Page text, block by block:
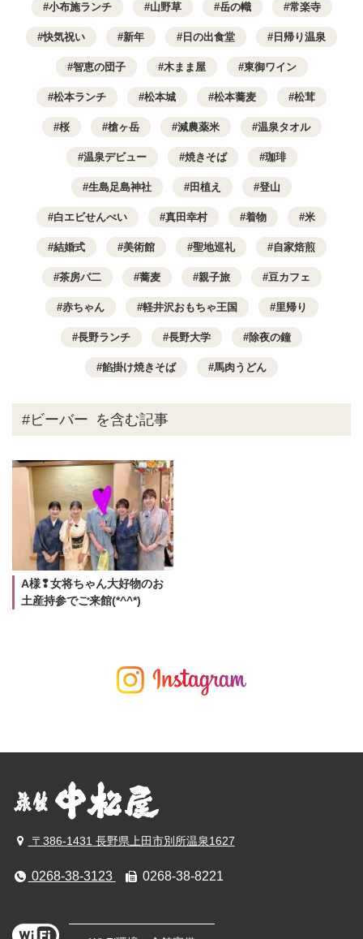
小布施ランチ 山野草 岳の幟 常楽寺
快気祝い 新年 日の出食堂 日帰り温泉
智恵の団子 木まま屋 東御ワイン
松本ランチ 松本城 松本蕎麦 松茸
桜 槍ヶ岳 減農薬米 温泉タオル
温泉デビュー 焼きそば 珈琲
生島足島神社 田植え 登山
白エビせんべい 真田幸村 着物 米
結婚式 美術館 聖地巡礼 自家焙煎
茶房パ二 蕎麦 親子旅 豆カフェ
赤ちゃん 軽井沢おもちゃ王国 里帰り
長野ランチ 長野大学 除夜の鐘
餡掛け焼きそば 馬肉うどん
#ビーバー を含む記事
A様❢女将ちゃん大好物のお
土産持参でご来館(*^^*)
〒386-1431 長野県上田市別所温泉1627
0268-38-3123 0268-38-8221